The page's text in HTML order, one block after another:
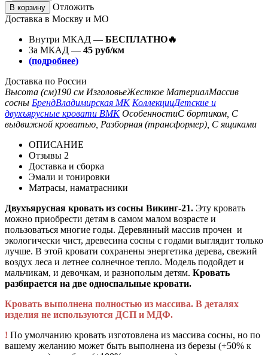
В корзину
Отложить
Доставка в Москву и МО
Внутри МКАД — БЕСПЛАТНО🔥
За МКАД — 45 руб/км
(подробнее)
Доставка по России
Высота (см)190 см ИзголовьеЖесткое МатериалМассив
сосны БрендВладимирская МК КоллекцииДетские и
двухъярусные кровати ВМК ОсобенностиС бортиком, С
выдвижной кроватью, Разборная (трансформер), С ящиками
ОПИСАНИЕ
Отзывы 2
Доставка и сборка
Эмали и тонировки
Матрасы, наматрасники
Двухъярусная кровать из сосны Викинг-21. Эту кровать
можно приобрести детям в самом малом возрасте и
пользоваться многие годы. Деревянный массив прочен и
экологически чист, древесина сосны с годами выглядит только
лучше. В этой кровати сохранены энергетика дерева, свежий
воздух леса и летнее солнечное тепло. Модель подойдет и
мальчикам, и девочкам, и разнополым детям. Кровать
разбирается на две односпальные кровати.
Кровать выполнена полностью из массива. В деталях
изделия не используются ДСП и МДФ.
! По умолчанию кровать изготовлена из массива сосны, но по
вашему желанию может быть выполнена из березы (+50% к